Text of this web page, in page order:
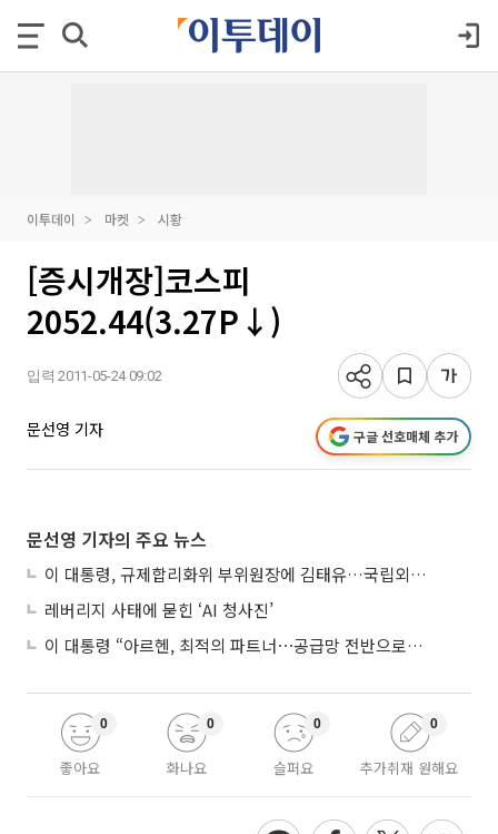
이투데이 마켓 시황
[증시개장]코스피
2052.44(3.27P↓)
입력 2011-05-24 09:02
문선영 기자 구글 선호매체 추가
문선영 기자의 주요 뉴스
이 대통령, 규제합리화위 부위원장에 김태유…국립외교원장 김흥규
레버리지 사태에 묻힌 ‘AI 청사진’
이 대통령 “아르헨, 최적의 파트너⋯공급망 전반으로 확대”
좋아요
0
화나요
0
슬퍼요
0
추가취재 원해요
0